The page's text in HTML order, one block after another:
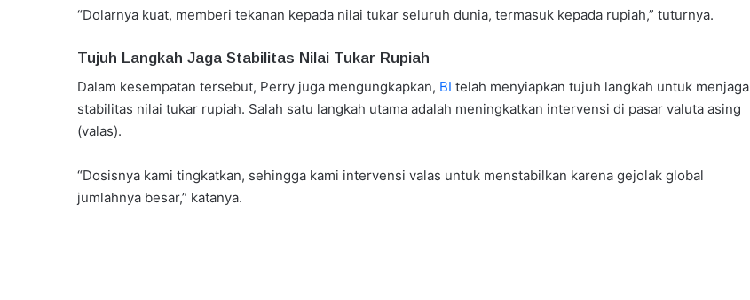
“Dolarnya kuat, memberi tekanan kepada nilai tukar seluruh dunia, termasuk kepada rupiah,” tuturnya.
Tujuh Langkah Jaga Stabilitas Nilai Tukar Rupiah
Dalam kesempatan tersebut, Perry juga mengungkapkan, BI telah menyiapkan tujuh langkah untuk menjaga
stabilitas nilai tukar rupiah. Salah satu langkah utama adalah meningkatkan intervensi di pasar valuta asing
(valas).
“Dosisnya kami tingkatkan, sehingga kami intervensi valas untuk menstabilkan karena gejolak global
jumlahnya besar,” katanya.